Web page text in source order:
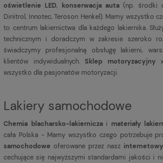
oświetlenie LED
konserwacja auta(np. środki
Dinitrol, Innotec, Teroson Henkel). Mamy wszystko
to centrum lakiernictwa dla każdego lakiernika.
technicznym i doradczym w zakresie szeroko
świadczymy profesjonalną obsługę lakierni,
klientów indywidualnych. Sklep motoryzacyjny
wszystko dla pasjonatów motoryzacji.
Lakiery samochodowe
Chemia blacharsko-lakierniczai materiały
cała Polska - Mamy wszystko czego potrzebuje
samochodowe oferowane przez nasz
cechujące się najwyższymi standardami jakości i